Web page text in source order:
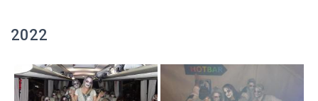
2022